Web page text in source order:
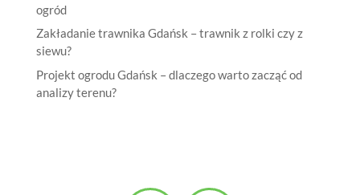
ogród
Zakładanie trawnika Gdańsk – trawnik z rolki czy z
siewu?
Projekt ogrodu Gdańsk – dlaczego warto zacząć od
analizy terenu?